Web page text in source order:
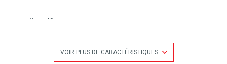
séjour 40 m²
VOIR PLUS DE CARACTÉRISTIQUES